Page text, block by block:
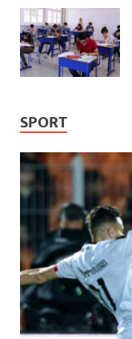
SPORT